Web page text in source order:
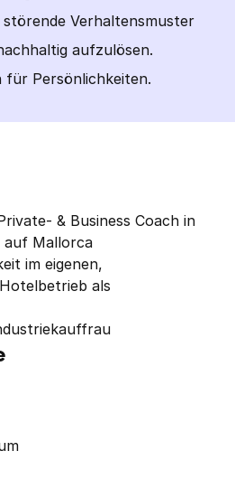
Verhaltensmuster
aufzulösen.
für Persönlichkeiten.
& Business Coach in
auf Mallorca
im eigenen,
als